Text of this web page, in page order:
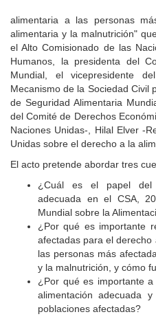
alimentaria a las personas
alimentaria y la malnutrición"
el Alto Comisionado de las
Humanos, la presidenta del
Mundial, el vicepresidente
Mecanismo de la Sociedad Civil
de Seguridad Alimentaria
del Comité de Derechos
Naciones Unidas-, Hilal Elver -
Unidas sobre el derecho a la
El acto pretende abordar tres
¿Cuál es el papel del
adecuada en el CSA,
Mundial sobre la
¿Por qué es importante
afectadas para el
las personas más
y la malnutrición, y cómo
¿Por qué es importante
alimentación adecuada
poblaciones afectadas?